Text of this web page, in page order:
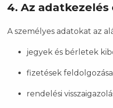
4. Az adatkezelés
A személyes adatokat az
jegyek és bérletek
fizetések
rendelési